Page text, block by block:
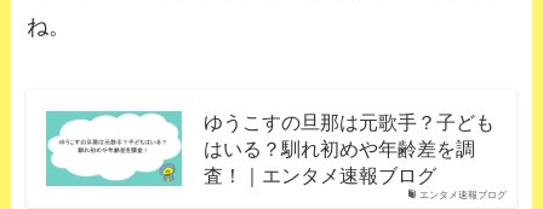
ね。
エンタメ速報ブログ
ゆうこすの旦那は元歌手？子ども
はいる？馴れ初めや年齢差を調
査！｜エンタメ速報ブログ